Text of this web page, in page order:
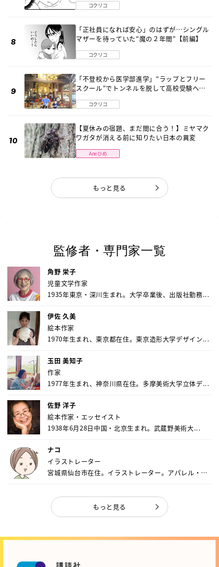
コクリコ
「正社員になれば安心」のはずが…シングル
マザーを待っていた“魔の２年間”【前編】
コクリコ
「不登校から医学部進学」“ラップとフリー
スクール”でトンネルを脱して高校受験へ
コクリコ
【夏休みの宿題、まだ間に合う！】ミヤマク
ワガタが消える前に知りたい日本の異変
Aneひめ
もっと見る
監修者・専門家一覧
角野 栄子
児童文学作家
1935年東京・深川生まれ。大学卒業後、出版社勤務...
伊佐 久美
絵本作家
1970年生まれ、東京都在住。東京造形大学デザイン...
玉田 美知子
作家
1977年生まれ、神奈川県在住。多摩美術大学立体デ...
佐野 洋子
絵本作家・エッセイスト
1938年6月28日中国・北京生まれ。武蔵野美術大...
ナコ
イラストレーター
宮城県仙台市在住。イラストレーター。アパレル・キ
もっと見る